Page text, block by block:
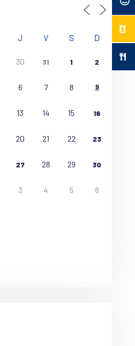
J V S D
30 31 1 2
6 7 8 9
13 14 15 16
20 21 22 23
27 28 29 30
3 4 5 6